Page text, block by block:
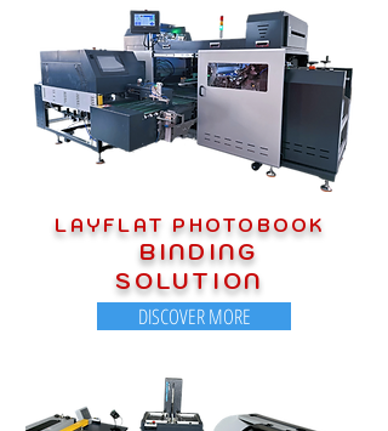
LAYFLAT PHOTOBOOK
BINDING
SOLUTION
DISCOVER MORE